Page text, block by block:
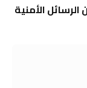
الأمنية